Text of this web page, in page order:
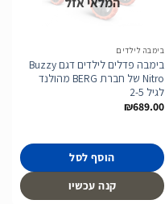
בימבה לילדים
בימבה פדלים לילדים דגם Buzzy
Nitro של חברת BERG מהולנד
לגיל 2-5
₪689.00
הוסף לסל
קנה עכשיו